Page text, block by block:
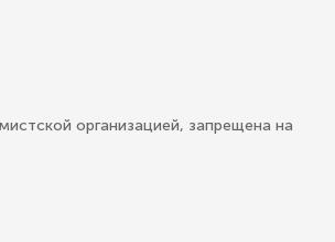
организацией, запрещена на